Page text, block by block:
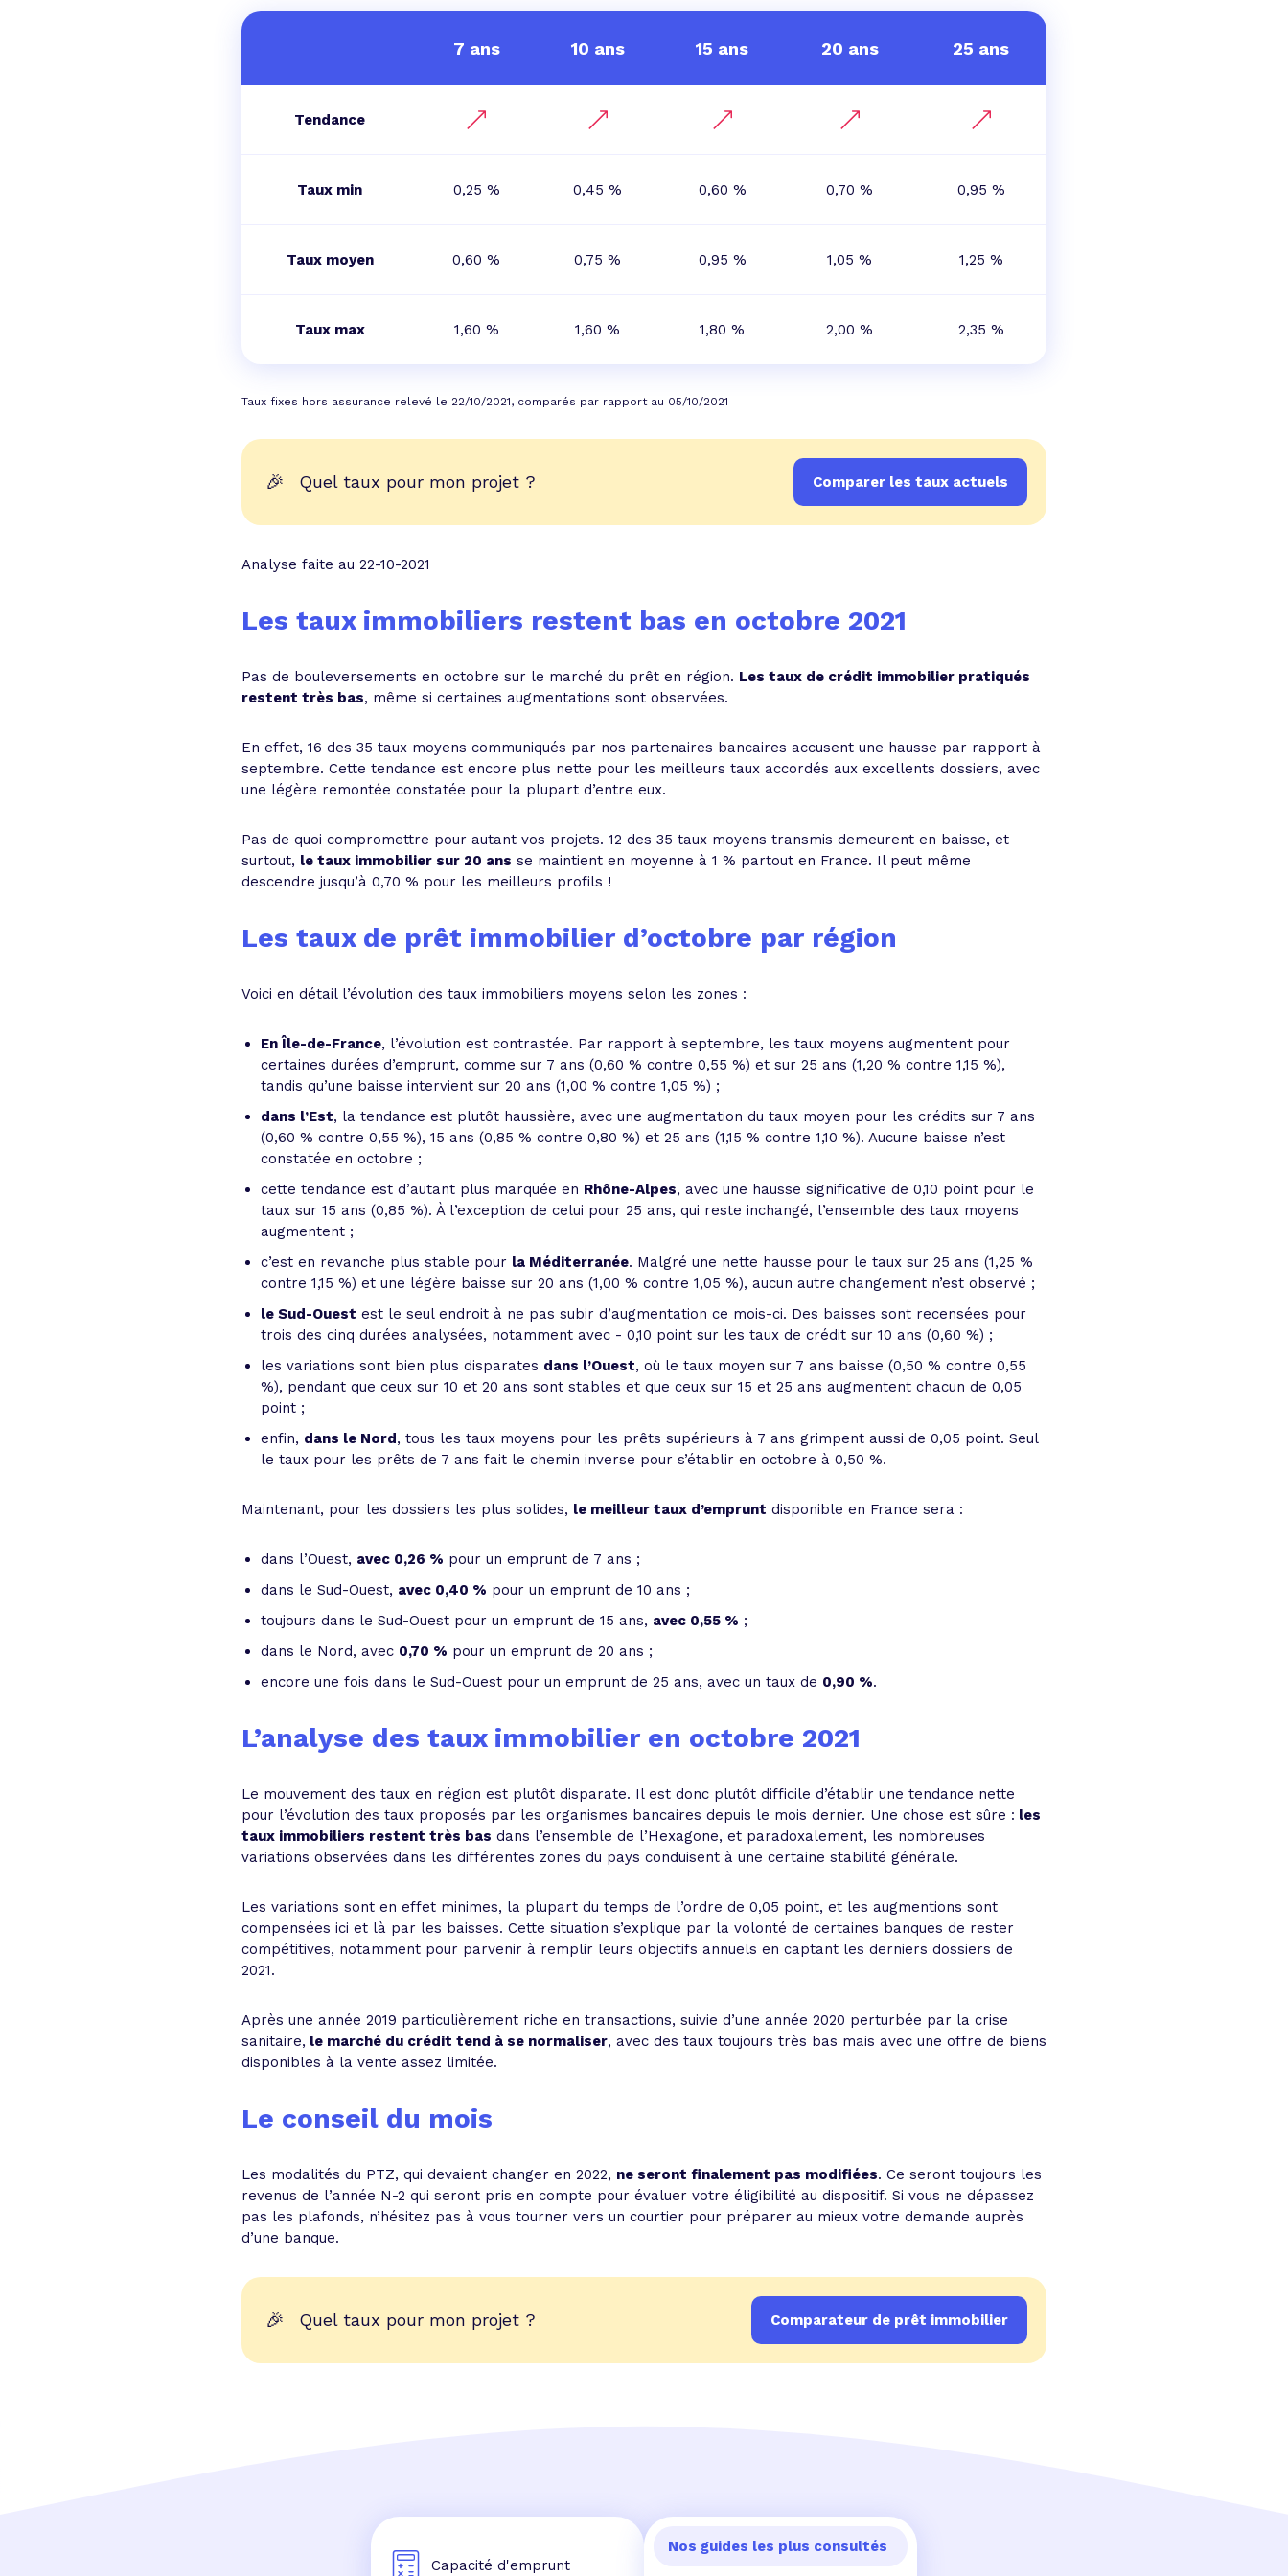
7 ans 10 ans 15 ans 20 ans 25 ans
Tendance
Taux min 0,25 % 0,45 % 0,60 % 0,70 % 0,95 %
Taux moyen 0,60 % 0,75 % 0,95 % 1,05 % 1,25 %
Taux max 1,60 % 1,60 % 1,80 % 2,00 % 2,35 %
Taux fixes hors assurance relevé le 22/10/2021, comparés par rapport au 05/10/2021
🎉 Quel taux pour mon projet ? Comparer les taux actuels
Analyse faite au 22-10-2021
Les taux immobiliers restent bas en octobre 2021
Pas de bouleversements en octobre sur le marché du prêt en région. Les taux de crédit immobilier pratiqués
restent très bas, même si certaines augmentations sont observées.
En effet, 16 des 35 taux moyens communiqués par nos partenaires bancaires accusent une hausse par rapport à
septembre. Cette tendance est encore plus nette pour les meilleurs taux accordés aux excellents dossiers, avec
une légère remontée constatée pour la plupart d’entre eux.
Pas de quoi compromettre pour autant vos projets. 12 des 35 taux moyens transmis demeurent en baisse, et
surtout, le taux immobilier sur 20 ans se maintient en moyenne à 1 % partout en France. Il peut même
descendre jusqu’à 0,70 % pour les meilleurs profils !
Les taux de prêt immobilier d’octobre par région
Voici en détail l’évolution des taux immobiliers moyens selon les zones :
En Île-de-France, l’évolution est contrastée. Par rapport à septembre, les taux moyens augmentent pour
certaines durées d’emprunt, comme sur 7 ans (0,60 % contre 0,55 %) et sur 25 ans (1,20 % contre 1,15 %),
tandis qu’une baisse intervient sur 20 ans (1,00 % contre 1,05 %) ;
dans l’Est, la tendance est plutôt haussière, avec une augmentation du taux moyen pour les crédits sur 7 ans
(0,60 % contre 0,55 %), 15 ans (0,85 % contre 0,80 %) et 25 ans (1,15 % contre 1,10 %). Aucune baisse n’est
constatée en octobre ;
cette tendance est d’autant plus marquée en Rhône-Alpes, avec une hausse significative de 0,10 point pour le
taux sur 15 ans (0,85 %). À l’exception de celui pour 25 ans, qui reste inchangé, l’ensemble des taux moyens
augmentent ;
c’est en revanche plus stable pour la Méditerranée. Malgré une nette hausse pour le taux sur 25 ans (1,25 %
contre 1,15 %) et une légère baisse sur 20 ans (1,00 % contre 1,05 %), aucun autre changement n’est observé ;
le Sud-Ouest est le seul endroit à ne pas subir d’augmentation ce mois-ci. Des baisses sont recensées pour
trois des cinq durées analysées, notamment avec - 0,10 point sur les taux de crédit sur 10 ans (0,60 %) ;
les variations sont bien plus disparates dans l’Ouest, où le taux moyen sur 7 ans baisse (0,50 % contre 0,55
%), pendant que ceux sur 10 et 20 ans sont stables et que ceux sur 15 et 25 ans augmentent chacun de 0,05
point ;
enfin, dans le Nord, tous les taux moyens pour les prêts supérieurs à 7 ans grimpent aussi de 0,05 point. Seul
le taux pour les prêts de 7 ans fait le chemin inverse pour s’établir en octobre à 0,50 %.
Maintenant, pour les dossiers les plus solides, le meilleur taux d’emprunt disponible en France sera :
dans l’Ouest, avec 0,26 % pour un emprunt de 7 ans ;
dans le Sud-Ouest, avec 0,40 % pour un emprunt de 10 ans ;
toujours dans le Sud-Ouest pour un emprunt de 15 ans, avec 0,55 % ;
dans le Nord, avec 0,70 % pour un emprunt de 20 ans ;
encore une fois dans le Sud-Ouest pour un emprunt de 25 ans, avec un taux de 0,90 %.
L’analyse des taux immobilier en octobre 2021
Le mouvement des taux en région est plutôt disparate. Il est donc plutôt difficile d’établir une tendance nette
pour l’évolution des taux proposés par les organismes bancaires depuis le mois dernier. Une chose est sûre : les
taux immobiliers restent très bas dans l’ensemble de l’Hexagone, et paradoxalement, les nombreuses
variations observées dans les différentes zones du pays conduisent à une certaine stabilité générale.
Les variations sont en effet minimes, la plupart du temps de l’ordre de 0,05 point, et les augmentions sont
compensées ici et là par les baisses. Cette situation s’explique par la volonté de certaines banques de rester
compétitives, notamment pour parvenir à remplir leurs objectifs annuels en captant les derniers dossiers de
2021.
Après une année 2019 particulièrement riche en transactions, suivie d’une année 2020 perturbée par la crise
sanitaire, le marché du crédit tend à se normaliser, avec des taux toujours très bas mais avec une offre de biens
disponibles à la vente assez limitée.
Le conseil du mois
Les modalités du PTZ, qui devaient changer en 2022, ne seront finalement pas modifiées. Ce seront toujours les
revenus de l’année N-2 qui seront pris en compte pour évaluer votre éligibilité au dispositif. Si vous ne dépassez
pas les plafonds, n’hésitez pas à vous tourner vers un courtier pour préparer au mieux votre demande auprès
d’une banque.
🎉 Quel taux pour mon projet ? Comparateur de prêt immobilier
Capacité d'emprunt
Nos guides les plus consultés